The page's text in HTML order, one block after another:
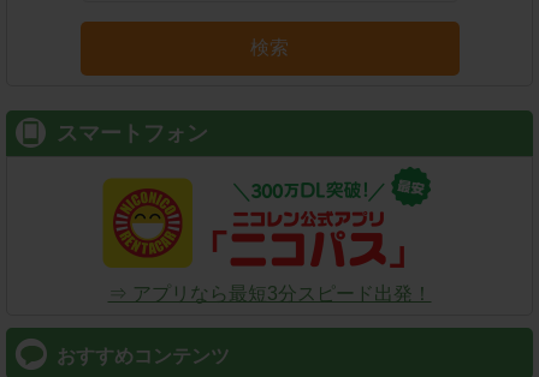
検索
スマートフォン
⇒ アプリなら最短3分スピード出発！
おすすめコンテンツ